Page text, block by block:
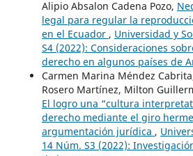
Alipio Absalon Cadena Pozo,
legal para regular la
en el Ecuador , Universidad y
S4 (2022): Consideraciones
derecho en algunos países de
Carmen Marina Méndez
Rosero Martínez, Milton
El logro una “cultura
derecho mediante el giro
argumentación jurídica ,
14 Núm. S3 (2022):